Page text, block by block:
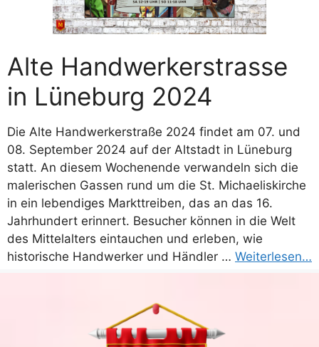
Alte Handwerkerstrasse
in Lüneburg 2024
Die Alte Handwerkerstraße 2024 findet am 07. und
08. September 2024 auf der Altstadt in Lüneburg
statt. An diesem Wochenende verwandeln sich die
malerischen Gassen rund um die St. Michaeliskirche
in ein lebendiges Markttreiben, das an das 16.
Jahrhundert erinnert. Besucher können in die Welt
des Mittelalters eintauchen und erleben, wie
historische Handwerker und Händler … Weiterlesen…